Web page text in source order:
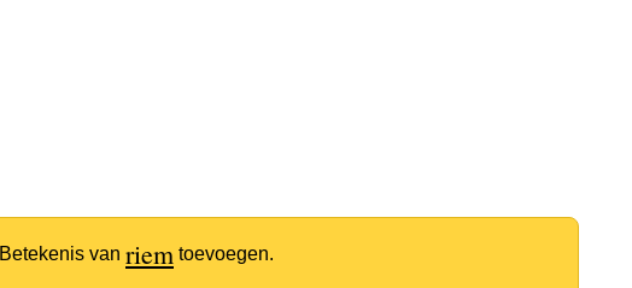
Betekenis van riem toevoegen.